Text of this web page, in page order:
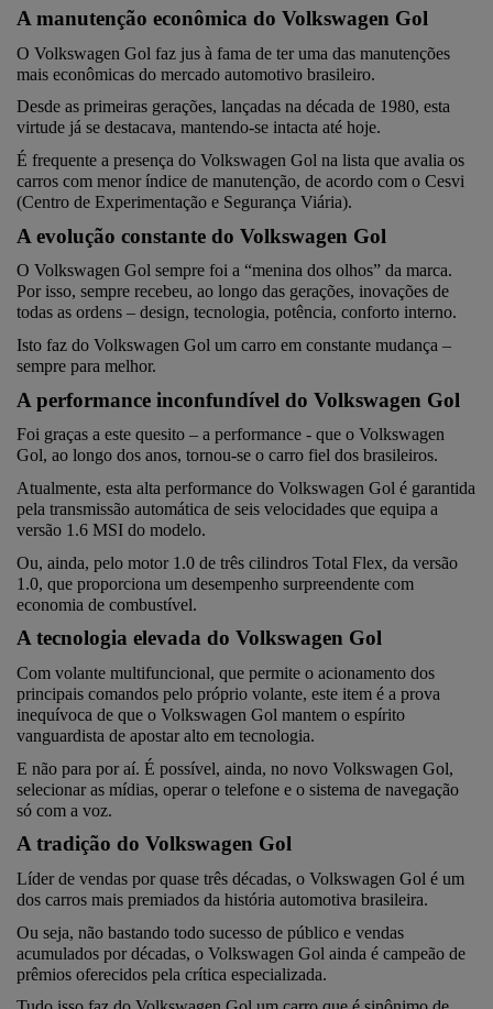
A manutenção econômica do Volkswagen Gol
O Volkswagen Gol faz jus à fama de ter uma das manutenções
mais econômicas do mercado automotivo brasileiro.
Desde as primeiras gerações, lançadas na década de 1980, esta
virtude já se destacava, mantendo-se intacta até hoje.
É frequente a presença do Volkswagen Gol na lista que avalia os
carros com menor índice de manutenção, de acordo com o Cesvi
(Centro de Experimentação e Segurança Viária).
A evolução constante do Volkswagen Gol
O Volkswagen Gol sempre foi a “menina dos olhos” da marca.
Por isso, sempre recebeu, ao longo das gerações, inovações de
todas as ordens – design, tecnologia, potência, conforto interno.
Isto faz do Volkswagen Gol um carro em constante mudança –
sempre para melhor.
A performance inconfundível do Volkswagen Gol
Foi graças a este quesito – a performance - que o Volkswagen
Gol, ao longo dos anos, tornou-se o carro fiel dos brasileiros.
Atualmente, esta alta performance do Volkswagen Gol é garantida
pela transmissão automática de seis velocidades que equipa a
versão 1.6 MSI do modelo.
Ou, ainda, pelo motor 1.0 de três cilindros Total Flex, da versão
1.0, que proporciona um desempenho surpreendente com
economia de combustível.
A tecnologia elevada do Volkswagen Gol
Com volante multifuncional, que permite o acionamento dos
principais comandos pelo próprio volante, este item é a prova
inequívoca de que o Volkswagen Gol mantem o espírito
vanguardista de apostar alto em tecnologia.
E não para por aí. É possível, ainda, no novo Volkswagen Gol,
selecionar as mídias, operar o telefone e o sistema de navegação
só com a voz.
A tradição do Volkswagen Gol
Líder de vendas por quase três décadas, o Volkswagen Gol é um
dos carros mais premiados da história automotiva brasileira.
Ou seja, não bastando todo sucesso de público e vendas
acumulados por décadas, o Volkswagen Gol ainda é campeão de
prêmios oferecidos pela crítica especializada.